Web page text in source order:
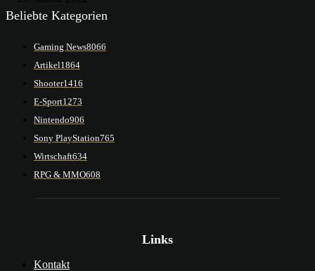
Beliebte Kategorien
Gaming News8066
Artikel1864
Shooter1416
E-Sport1273
Nintendo906
Sony PlayStation765
Wirtschaft634
RPG & MMO608
Links
Kontakt